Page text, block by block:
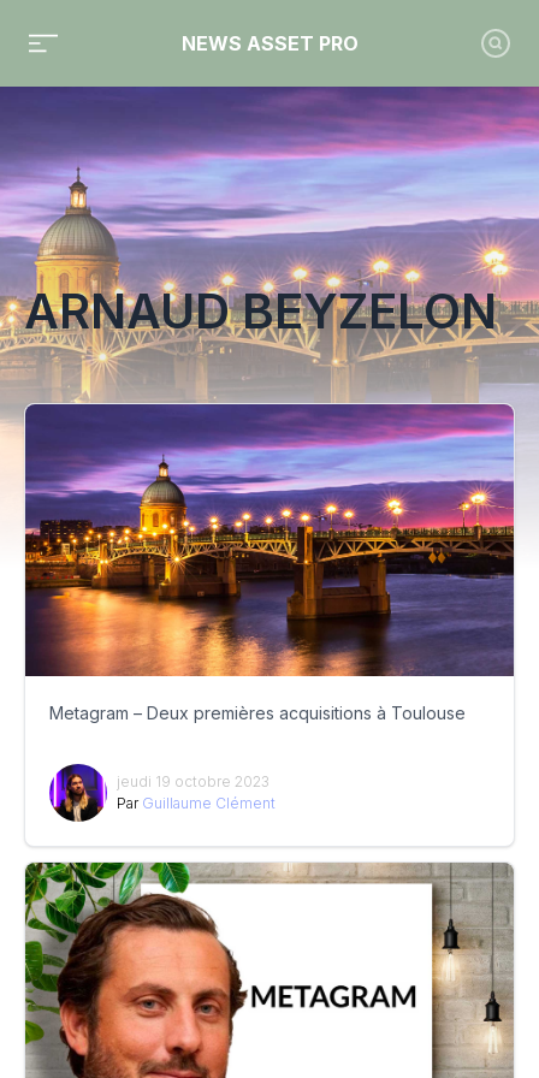
NEWS ASSET PRO
Toute l'actualité sur le tag "Arnaud Beyzelon"
ARNAUD BEYZELON
Metagram – Deux premières acquisitions à Toulouse
jeudi 19 octobre 2023
Par Guillaume Clément